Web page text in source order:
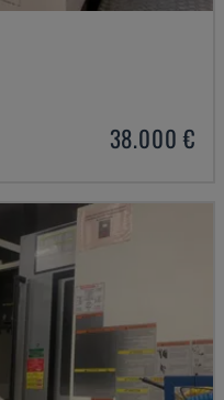
38.000 €